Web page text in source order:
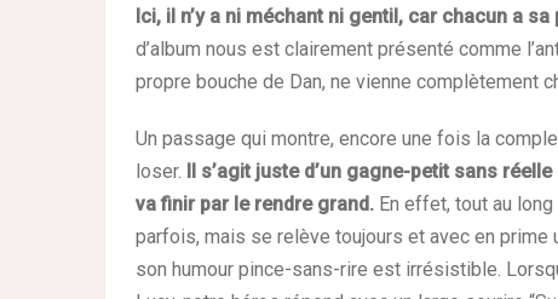
Ici, il n’y a ni méchant ni gentil, car chacun a sa
d’album nous est clairement présenté comme
propre bouche de Dan, ne vienne complètement
Un passage qui montre, encore une fois la
loser. Il s’agit juste d’un gagne-petit sans
va finir par le rendre grand. En effet, tout au
parfois, mais se relève toujours et avec en prime
son humour pince-sans-rire est irrésistible.